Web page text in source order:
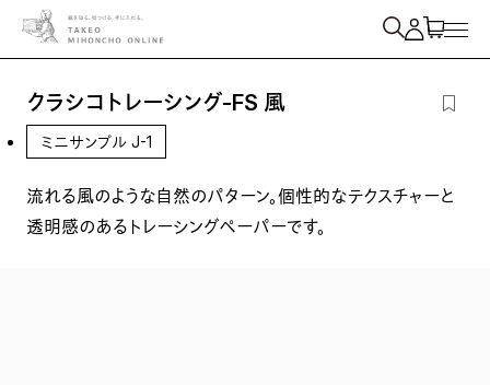
紙を検索
クラシコトレーシング-FS 風
ミニサンプル J-1
流れる風のような自然のパターン。個性的なテクスチャーと
透明感のあるトレーシングペーパーです。